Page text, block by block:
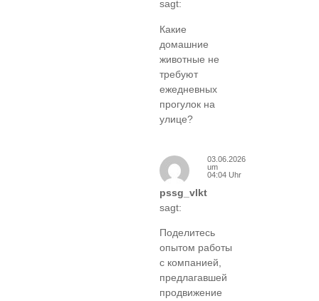
sagt:
Какие
домашние
животные не
требуют
ежедневных
прогулок на
улице?
pssg_vlkt
sagt:
03.06.2026
um
04:04 Uhr
Поделитесь
опытом работы
с компанией,
предлагавшей
продвижение